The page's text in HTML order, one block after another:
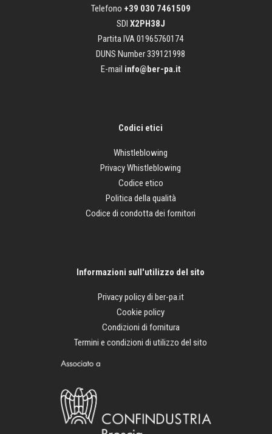
Telefono +39 030 7461509
SDI X2PH38J
Partita IVA 01965760174
DUNS Number 339121998
E-mail info@ber-pa.it
Codici etici
Whistleblowing
Privacy Whistleblowing
Codice etico
Politica della qualità
Codice di condotta dei fornitori
Informazioni sull'utilizzo del sito
Privacy policy di ber-pa.it
Cookie policy
Condizioni di fornitura
Termini e condizioni di utilizzo del sito